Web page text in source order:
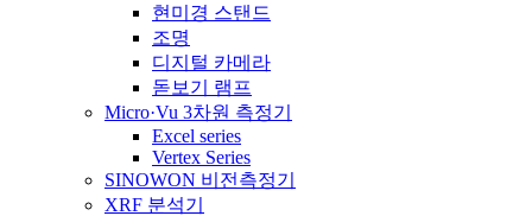
현미경 스탠드
조명
디지털 카메라
돋보기 램프
Micro·Vu 3차원 측정기
Excel series
Vertex Series
SINOWON 비전측정기
XRF 분석기